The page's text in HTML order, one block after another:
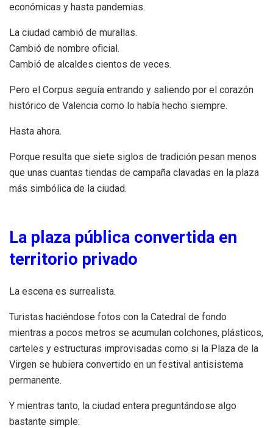
económicas y hasta pandemias.
La ciudad cambió de murallas.
Cambió de nombre oficial.
Cambió de alcaldes cientos de veces.
Pero el Corpus seguía entrando y saliendo por el corazón
histórico de Valencia como lo había hecho siempre.
Hasta ahora.
Porque resulta que siete siglos de tradición pesan menos
que unas cuantas tiendas de campaña clavadas en la plaza
más simbólica de la ciudad.
La plaza pública convertida en
territorio privado
La escena es surrealista.
Turistas haciéndose fotos con la Catedral de fondo
mientras a pocos metros se acumulan colchones, plásticos,
carteles y estructuras improvisadas como si la Plaza de la
Virgen se hubiera convertido en un festival antisistema
permanente.
Y mientras tanto, la ciudad entera preguntándose algo
bastante simple: